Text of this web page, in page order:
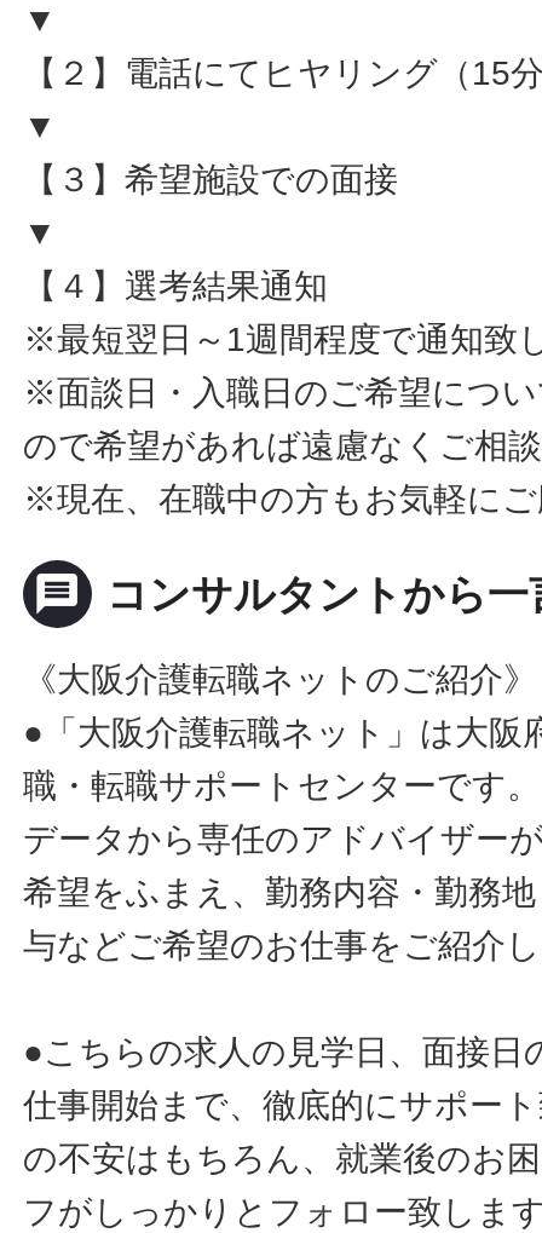
▼
【２】電話にてヒヤリング（15
▼
【３】希望施設での面接
▼
【４】選考結果通知
※最短翌日～1週間程度で通知致
※面談日・入職日のご希望につ
ので希望があれば遠慮なくご相
※現在、在職中の方もお気軽に
message コンサルタントから一
《大阪介護転職ネットのご紹介》
●「大阪介護転職ネット」は大阪
職・転職サポートセンターです
データから専任のアドバイザー
希望をふまえ、勤務内容・勤務
与などご希望のお仕事をご紹介
●こちらの求人の見学日、面接日
仕事開始まで、徹底的にサポー
の不安はもちろん、就業後のお
フがしっかりとフォロー致しま